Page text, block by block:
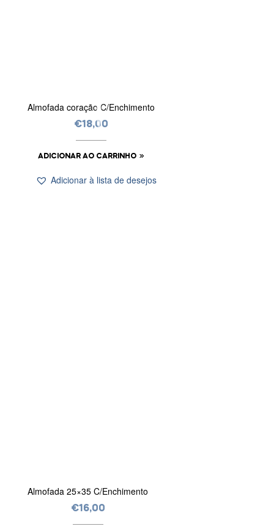
Almofada coração C/Enchimento
€18,00
ADICIONAR AO CARRINHO
Adicionar à lista de desejos
Almofada 25×35 C/Enchimento
€16,00